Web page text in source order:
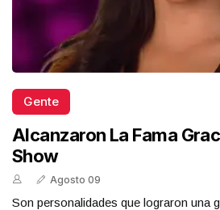
Gente
Alcanzaron La Fama
Show
Agosto 09
Son personalidades que lograron una